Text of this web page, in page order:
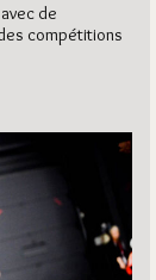
de
compétitions